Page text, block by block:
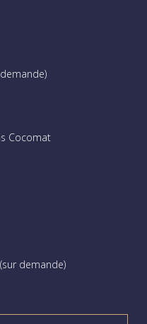
Cocomat
demande)